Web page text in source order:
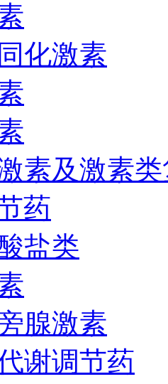
化激素
素及激素
药
盐类
腺激素
谢调节药